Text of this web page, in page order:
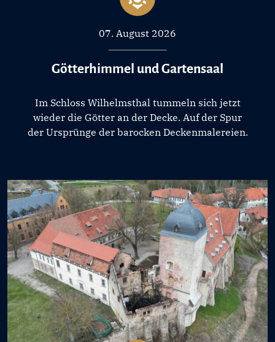
07. August 2026
Götterhimmel und Gartensaal
Im Schloss Wilhelmsthal tummeln sich jetzt
wieder die Götter an der Decke. Auf der Spur
der Ursprünge der barocken Deckenmalereien.